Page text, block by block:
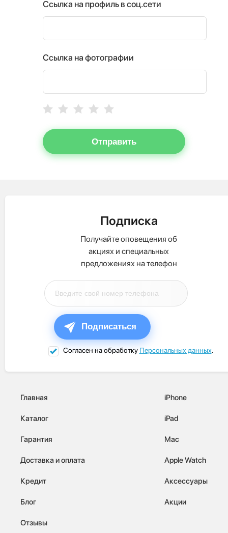
Ссылка на профиль в соц.сети
Ссылка на фотографии
Отправить
Подписка
Получайте оповещения об
акциях и специальных
предложениях на телефон
Подписаться
Согласен на обработку Персональных данных.
Главная
Каталог
Гарантия
Доставка и оплата
Кредит
Блог
Отзывы
iPhone
iPad
Mac
Apple Watch
Аксессуары
Акции